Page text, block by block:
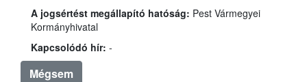
A jogsértést megállapító hatóság: Pest Vármegyei
Kormányhivatal
Kapcsolódó hír: -
Mégsem